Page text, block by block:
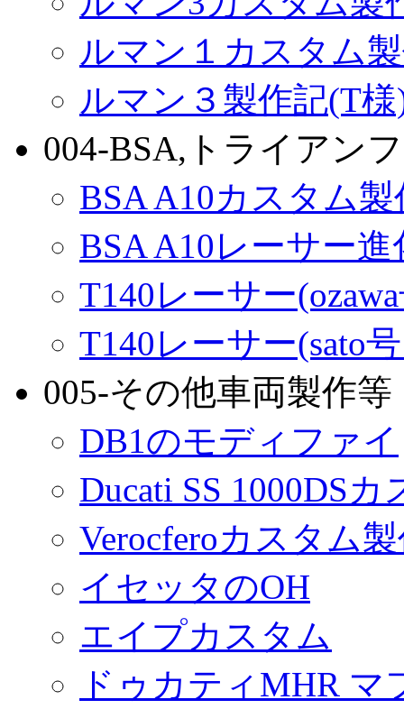
ルマン１カスタム
ルマン３製作記(T様
004-BSA,トライアンフ
BSA A10カスタム製
BSA A10レーサー進
T140レーサー
T140レーサー(sato
005-その他車両製作等
DB1のモディファイ
Ducati SS 1000DSカ
Verocferoカスタム
イセッタのOH
エイプカスタム
ドゥカティMHR マ